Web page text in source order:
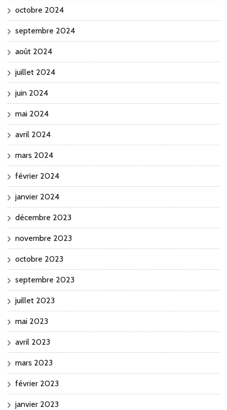
octobre 2024
septembre 2024
août 2024
juillet 2024
juin 2024
mai 2024
avril 2024
mars 2024
février 2024
janvier 2024
décembre 2023
novembre 2023
octobre 2023
septembre 2023
juillet 2023
mai 2023
avril 2023
mars 2023
février 2023
janvier 2023